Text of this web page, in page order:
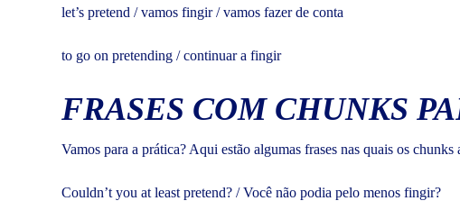
let’s pretend / vamos fingir / vamos fazer de conta
to go on pretending / continuar a fingir
FRASES COM CHUNKS
Vamos para a prática? Aqui estão algumas frases nas quais os
Couldn’t you at least pretend? / Você não podia pelo menos fingir?